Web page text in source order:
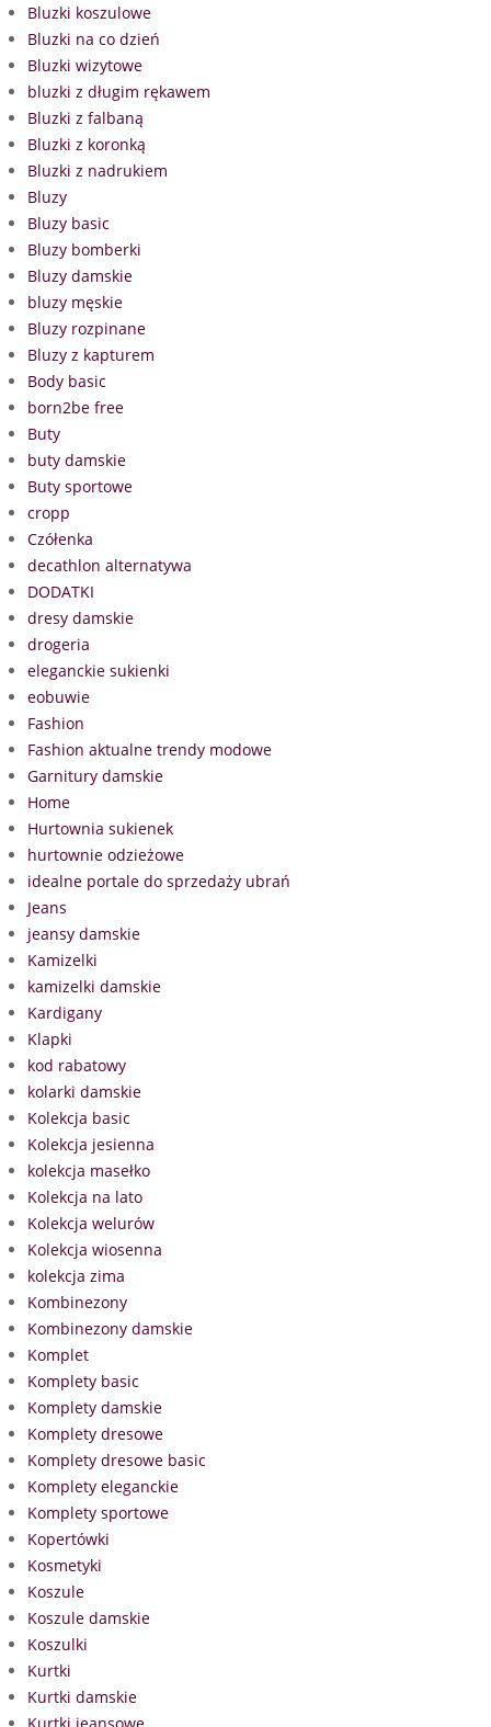
Bluzki koszulowe
Bluzki na co dzień
Bluzki wizytowe
bluzki z długim rękawem
Bluzki z falbaną
Bluzki z koronką
Bluzki z nadrukiem
Bluzy
Bluzy basic
Bluzy bomberki
Bluzy damskie
bluzy męskie
Bluzy rozpinane
Bluzy z kapturem
Body basic
born2be free
Buty
buty damskie
Buty sportowe
cropp
Czółenka
decathlon alternatywa
DODATKI
dresy damskie
drogeria
eleganckie sukienki
eobuwie
Fashion
Fashion aktualne trendy modowe
Garnitury damskie
Home
Hurtownia sukienek
hurtownie odzieżowe
idealne portale do sprzedaży ubrań
Jeans
jeansy damskie
Kamizelki
kamizelki damskie
Kardigany
Klapki
kod rabatowy
kolarki damskie
Kolekcja basic
Kolekcja jesienna
kolekcja masełko
Kolekcja na lato
Kolekcja welurów
Kolekcja wiosenna
kolekcja zima
Kombinezony
Kombinezony damskie
Komplet
Komplety basic
Komplety damskie
Komplety dresowe
Komplety dresowe basic
Komplety eleganckie
Komplety sportowe
Kopertówki
Kosmetyki
Koszule
Koszule damskie
Koszulki
Kurtki
Kurtki damskie
Kurtki jeansowe